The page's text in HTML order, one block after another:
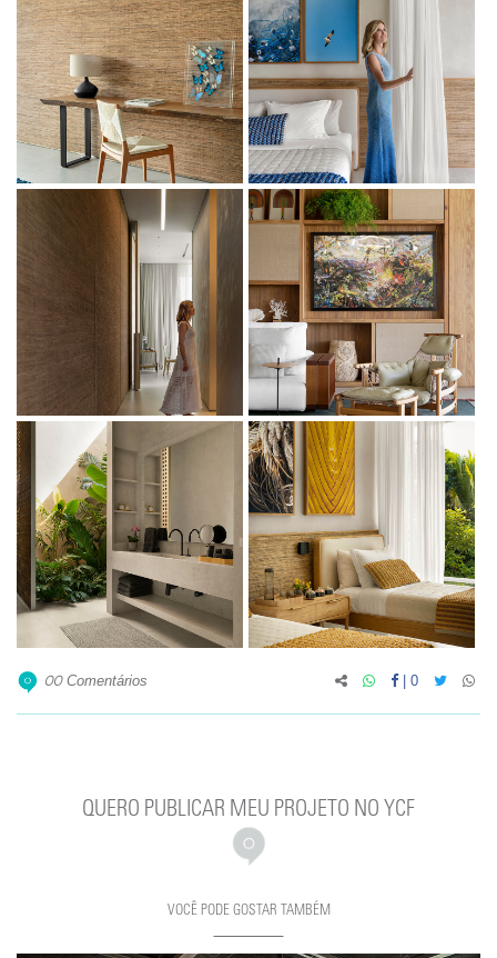
00 Comentários | 0
QUERO PUBLICAR MEU PROJETO NO YCF
VOCÊ PODE GOSTAR TAMBÉM